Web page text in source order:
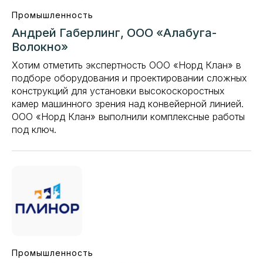
Промышленность
Андрей Габерлинг, ООО «Алабуга-
Волокно»
Хотим отметить экспертность ООО «Норд Клан» в
подборе оборудования и проектировании сложных
конструкций для установки высокоскоростных
камер машинного зрения над конвейерной линией.
ООО «Норд Клан» выполнили комплексные работы
под ключ.
Промышленность